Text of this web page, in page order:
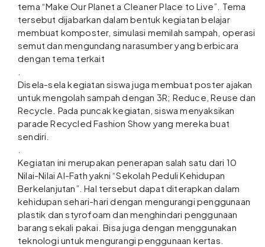
tema “Make Our Planet a Cleaner Place to Live”. Tema
tersebut dijabarkan dalam bentuk kegiatan belajar
membuat komposter, simulasi memilah sampah, operasi
semut dan mengundang narasumber yang berbicara
dengan tema terkait
Disela-sela kegiatan siswa juga membuat poster ajakan
untuk mengolah sampah dengan 3R; Reduce, Reuse dan
Recycle. Pada puncak kegiatan, siswa menyaksikan
parade Recycled Fashion Show yang mereka buat
sendiri.
Kegiatan ini merupakan penerapan salah satu dari 10
Nilai-Nilai Al-Fath yakni “Sekolah Peduli Kehidupan
Berkelanjutan”. Hal tersebut dapat diterapkan dalam
kehidupan sehari-hari dengan mengurangi penggunaan
plastik dan styrofoam dan menghindari penggunaan
barang sekali pakai. Bisa juga dengan menggunakan
teknologi untuk mengurangi penggunaan kertas.